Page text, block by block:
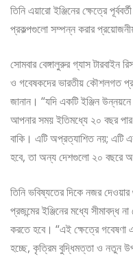
তিনি এয়ারো ইঞ্জিনের ক্ষেত্রে
প্রকল্পগুলো সম্পন্ন করার
সোমবার বেঙ্গালুরুর গ্যাস টারবাইন
ও গবেষকদের ভারতীয় কৌশলগত
জানান। “যদি একটি ইঞ্জিন
আপনার সময় ইতিমধ্যে ২০ বছর
বাকি। এটি অপ্রত্যাশিত নয়; এটি
হবে, তা অন্য দেশগুলো ২০ বছরে
তিনি ভবিষ্যতের দিকে নজর
প্রজন্মের ইঞ্জিনের মধ্যে
করতে হবে। “এই ক্ষেত্রে গবেষণা
হচ্ছে, কৃত্রিম বুদ্ধিমত্তা ও নতুন